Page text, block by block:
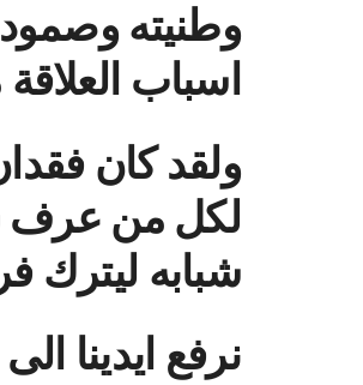
وطنيته
اسباب
ولقد كان
لكل من عرف
شبابه ليترك
نرفع ايدينا